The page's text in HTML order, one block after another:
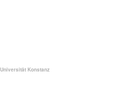
Universität Konstanz